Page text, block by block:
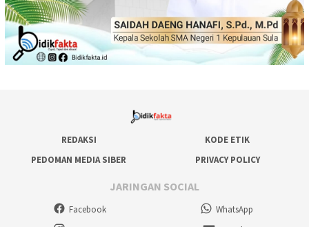
REDAKSI
KODE ETIK
PEDOMAN MEDIA SIBER
PRIVACY POLICY
JARINGAN SOCIAL
Facebook
WhatsApp